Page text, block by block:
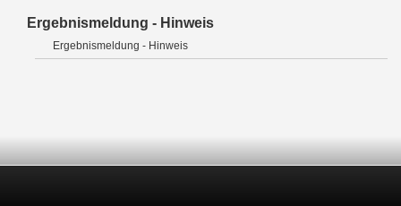
Ergebnismeldung - Hinweis
Ergebnismeldung - Hinweis